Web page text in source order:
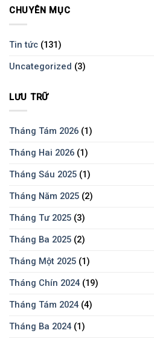
CHUYÊN MỤC
Tin tức (131)
Uncategorized (3)
LƯU TRỮ
Tháng Tám 2026 (1)
Tháng Hai 2026 (1)
Tháng Sáu 2025 (1)
Tháng Năm 2025 (2)
Tháng Tư 2025 (3)
Tháng Ba 2025 (2)
Tháng Một 2025 (1)
Tháng Chín 2024 (19)
Tháng Tám 2024 (4)
Tháng Ba 2024 (1)